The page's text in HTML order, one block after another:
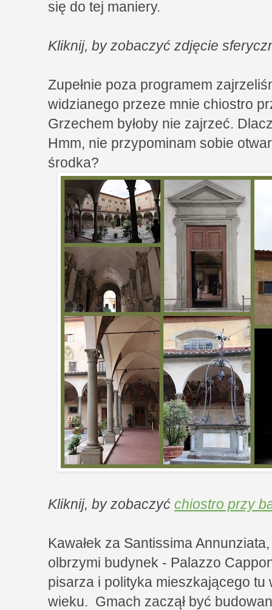
się do tej maniery.
Kliknij, by zobaczyć zdjęcie
Zupełnie poza programem
widzianego przeze mnie chiostro
Grzechem byłoby nie zajrzeć.
Hmm, nie przypominam sobie
środka?
Kliknij, by zobaczyć chiostro przy
Kawałek za Santissima
olbrzymi budynek - Palazzo
pisarza i polityka mieszkającego tu
wieku. Gmach zaczął być